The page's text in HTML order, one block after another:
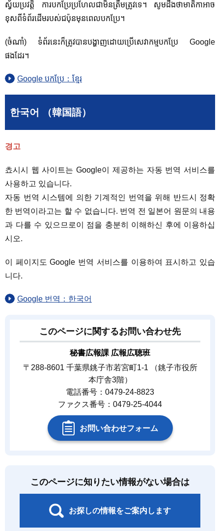
ស្វ័យប្រវត្តិ ការបកប្រែប្រហែលជាមិនត្រឹមត្រូវទេ។ សូម​ដឹង​ថា​មាតិកា​អាច​
ខុស​ពី​ទំព័រ​ដើម​របស់​ជប៉ុន​មុន​ពេល​បក​ប្រែ។
(ចំណាំ) ទំព័រនេះក៏ត្រូវបានបង្ហាញដោយប្រើសេវាកម្មបកប្រែ Google
ផងដែរ។
Google បកប្រែ：ខ្មែរ
한국어 （韓国語）
경고
쵸시시 웹 사이트는 Google이 제공하는 자동 번역 서비스를
사용하고 있습니다.
자동 번역 시스템에 의한 기계적인 번역을 위해 반드시 정확
한 번역이라고는 할 수 없습니다. 번역 전 일본어 원문의 내용
과 다를 수 있으므로이 점을 충분히 이해하신 후에 이용하십
시오.
이 페이지도 Google 번역 서비스를 이용하여 표시하고 있습
니다.
Google 번역：한국어
このページに関するお問い合わせ先
秘書広報課 広報広聴班
〒288-8601 千葉県銚子市若宮町1-1 （銚子市役所
本庁舎3階）
電話番号：0479-24-8823
ファクス番号：0479-25-4044
お問い合わせフォーム
このページに知りたい情報がない場合は
お探しの情報をご案内します